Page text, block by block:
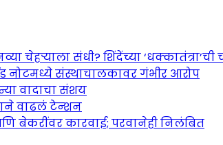
चेहऱ्याला संधी? शिंदेंच्या ‘धक्कातंत्रा’ची
नोटमध्ये संस्थाचालकावर गंभीर आरोप
वादाचा संशय
वाढलं टेन्शन
बेकरींवर कारवाई; परवानेही निलंबित